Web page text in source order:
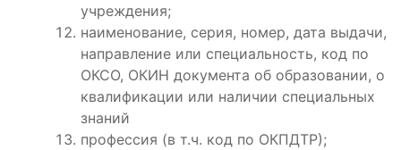
учреждения;
наименование, серия, номер, дата выдачи,
направление или специальность, код по
ОКСО, ОКИН документа об образовании, о
квалификации или наличии специальных
знаний
профессия (в т.ч. код по ОКПДТР);